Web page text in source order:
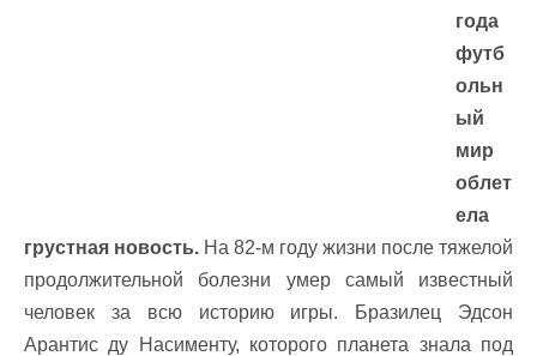
года
футб
ольн
ый
мир
облет
ела
грустная новость. На 82-м году жизни после тяжелой
продолжительной болезни умер самый известный
человек за всю историю игры. Бразилец Эдсон
Арантис ду Насименту, которого планета знала под